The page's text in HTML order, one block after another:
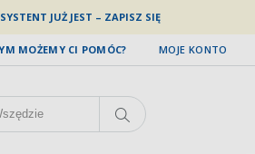
JUŻ JEST – ZAPISZ SIĘ
MOJE KONTO
MOŻEMY CI POMÓC?